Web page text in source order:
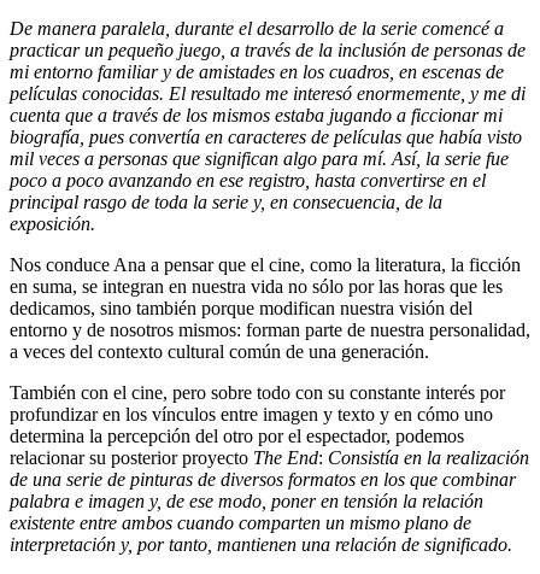
De manera paralela, durante el desarrollo de la serie comencé a
practicar un pequeño juego, a través de la inclusión de personas de
mi entorno familiar y de amistades en los cuadros, en escenas de
películas conocidas. El resultado me interesó enormemente, y me di
cuenta que a través de los mismos estaba jugando a ficcionar mi
biografía, pues convertía en caracteres de películas que había visto
mil veces a personas que significan algo para mí. Así, la serie fue
poco a poco avanzando en ese registro, hasta convertirse en el
principal rasgo de toda la serie y, en consecuencia, de la
exposición.
Nos conduce Ana a pensar que el cine, como la literatura, la ficción
en suma, se integran en nuestra vida no sólo por las horas que les
dedicamos, sino también porque modifican nuestra visión del
entorno y de nosotros mismos: forman parte de nuestra personalidad,
a veces del contexto cultural común de una generación.
También con el cine, pero sobre todo con su constante interés por
profundizar en los vínculos entre imagen y texto y en cómo uno
determina la percepción del otro por el espectador, podemos
relacionar su posterior proyecto The End: Consistía en la realización
de una serie de pinturas de diversos formatos en los que combinar
palabra e imagen y, de ese modo, poner en tensión la relación
existente entre ambos cuando comparten un mismo plano de
interpretación y, por tanto, mantienen una relación de significado.